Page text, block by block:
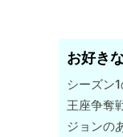
お好き
シーズン
王座争奪
ジョンの